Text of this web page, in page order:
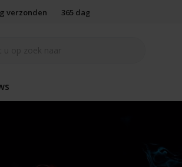
verzonden 365 dagen retourbeleid